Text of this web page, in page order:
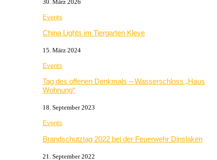
30. März 2026
Events
China Lights im Tiergarten Kleve
15. März 2024
Events
Tag des offenen Denkmals – Wasserschloss „Haus
Wohnung“
18. September 2023
Events
Brandschutztag 2022 bei der Feuerwehr Dinslaken
21. September 2022